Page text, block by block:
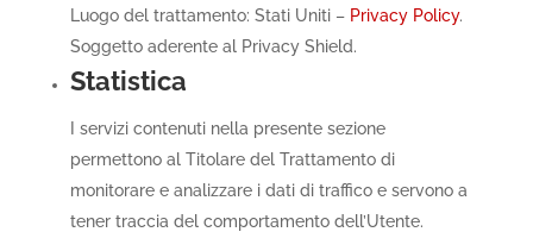
Luogo del trattamento: Stati Uniti – Privacy Policy.
Soggetto aderente al Privacy Shield.
Statistica
I servizi contenuti nella presente sezione
permettono al Titolare del Trattamento di
monitorare e analizzare i dati di traffico e servono a
tener traccia del comportamento dell’Utente.